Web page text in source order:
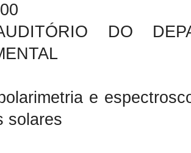
DO
e
solares